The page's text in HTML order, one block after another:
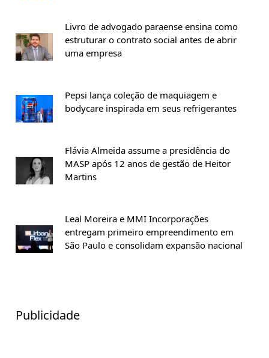
Livro de advogado paraense ensina como
estruturar o contrato social antes de abrir
uma empresa
Pepsi lança coleção de maquiagem e
bodycare inspirada em seus refrigerantes
Flávia Almeida assume a presidência do
MASP após 12 anos de gestão de Heitor
Martins
Leal Moreira e MMI Incorporações
entregam primeiro empreendimento em
São Paulo e consolidam expansão nacional
Publicidade